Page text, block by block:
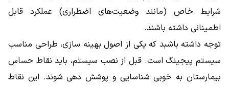
شرایط خاص (مانند وضعیت‌های اضطراری) عملکرد قابل
اطمینانی داشته باشند.
توجه داشته باشبد که یکی از اصول بهینه ‌سازی، طراحی مناسب
سیستم پیجینگ است. قبل از نصب سیستم، باید نقاط حساس
بیمارستان به خوبی شناسایی و پوشش‌ دهی شوند. این نقاط